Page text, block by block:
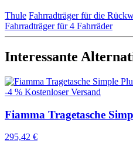
Thule Fahrradträger für die
Fahrradträger für 4 Fahrräder
Interessante
-4 % Kostenloser Versand
Fiamma Tragetasche
295,42 €